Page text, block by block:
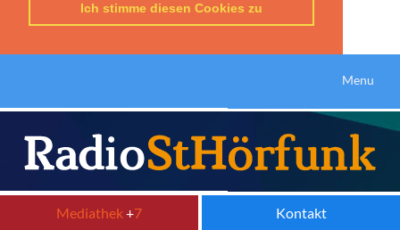
Ich stimme diesen Cookies zu
Menu
Mediathek+7 Kontakt